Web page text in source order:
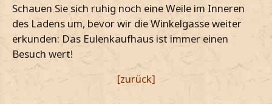
Schauen Sie sich ruhig noch eine Weile im Inneren
des Ladens um, bevor wir die Winkelgasse weiter
erkunden: Das Eulenkaufhaus ist immer einen
Besuch wert!
[zurück]